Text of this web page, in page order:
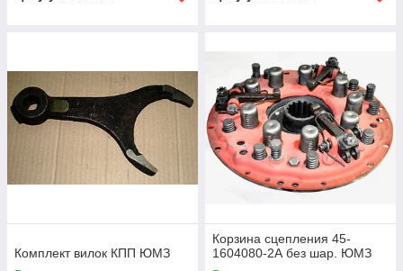
Комплект вилок КПП ЮМЗ
Корзина сцепления 45-
1604080-2А без шар. ЮМЗ